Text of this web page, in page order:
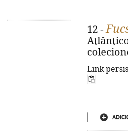
12 -
Link